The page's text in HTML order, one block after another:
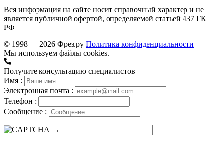
Вся информация на сайте носит справочный характер и не
является публичной офертой, определяемой статьей 437 ГК
РФ
© 1998 — 2026 Фрез.ру Политика конфиденциальности
Мы используем файлы cookies.
Получите консультацию специалистов
Имя :
Электронная почта :
Телефон :
Сообщение :
→